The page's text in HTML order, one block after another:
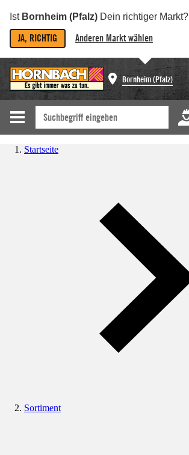
Ist Bornheim (Pfalz) Dein richtiger Markt?
JA, RICHTIG Anderen Markt wählen
Bornheim (Pfalz)
Startseite
Sortiment